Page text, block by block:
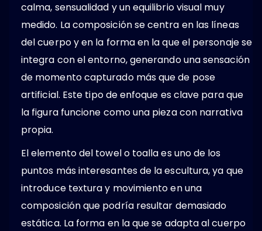
calma, sensualidad y un equilibrio visual muy
medido. La composición se centra en las líneas
del cuerpo y en la forma en la que el personaje se
integra con el entorno, generando una sensación
de momento capturado más que de pose
artificial. Este tipo de enfoque es clave para que
la figura funcione como una pieza con narrativa
propia.
El elemento del towel o toalla es uno de los
puntos más interesantes de la escultura, ya que
introduce textura y movimiento en una
composición que podría resultar demasiado
estática. La forma en la que se adapta al cuerpo